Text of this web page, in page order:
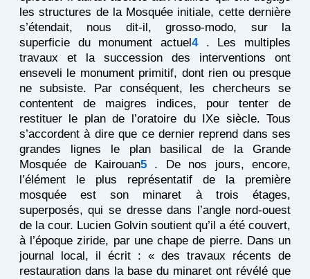
les structures de la Mosquée initiale, cette dernière
s’étendait, nous dit-il, grosso-modo, sur la
superficie du monument actuel 4. Les multiples
travaux et la succession des interventions ont
enseveli le monument primitif, dont rien ou presque
ne subsiste. Par conséquent, les chercheurs se
contentent de maigres indices, pour tenter de
restituer le plan de l’oratoire du IXe siècle. Tous
s’accordent à dire que ce dernier reprend dans ses
grandes lignes le plan basilical de la Grande
Mosquée de Kairouan5. De nos jours, encore,
l’élément le plus représentatif de la première
mosquée est son minaret à trois étages,
superposés, qui se dresse dans l’angle nord-ouest
de la cour. Lucien Golvin soutient qu’il a été couvert,
à l’époque ziride, par une chape de pierre. Dans un
journal local, il écrit : « des travaux récents de
restauration dans la base du minaret ont révélé que